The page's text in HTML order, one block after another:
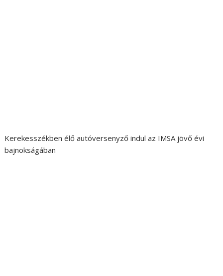
Kerekesszékben élő autóversenyző indul az IMSA jövő évi
bajnokságában